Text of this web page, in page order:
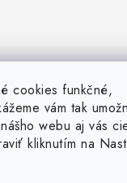
cookies funkčné,
vám tak
webu aj vás
kliknutím na